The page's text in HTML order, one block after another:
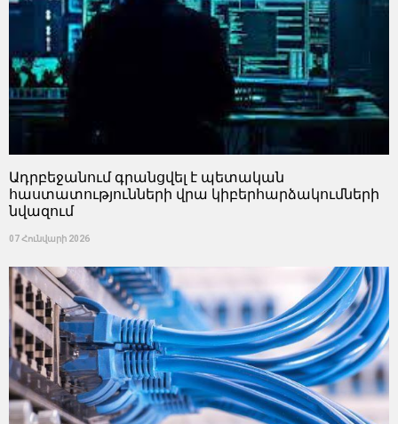
Ադրբեջանում գրանցվել է պետական
հաստատությունների վրա կիբերհարձակումների
նվազում
07 Հունվարի 2026